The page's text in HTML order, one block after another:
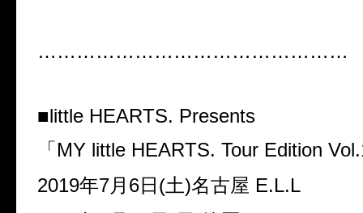
…………………………………………
■little HEARTS. Presents
「MY little HEARTS. Tour Edition
2019年7月6日(土)名古屋 E.L.L